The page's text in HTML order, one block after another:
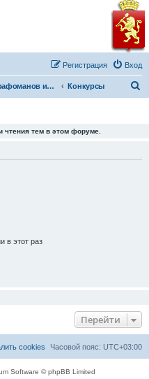
Вход
Регистрация
Клуб графоманов им Бушкова Конкурсы
чтения тем в этом форуме.
в этот раз
Перейти
Часовой пояс: UTC+03:00
cookies
Software © phpBB Limited